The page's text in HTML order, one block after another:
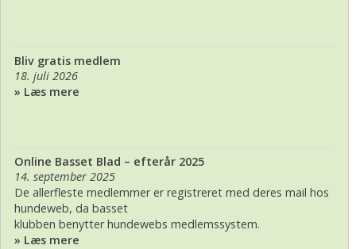
Bliv gratis medlem
18. juli 2026
» Læs mere
Online Basset Blad – efterår 2025
14. september 2025
De allerfleste medlemmer er registreret med deres mail hos
hundeweb, da basset
klubben benytter hundewebs medlemssystem.
» Læs mere